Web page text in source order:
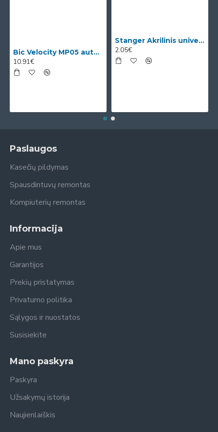
Bic Velocity MP05 automatinis pieštukas su 3 x 0.5mm HB grafitais (dėžutėje 12vnt. skirtingomis korp
10.91€
Stanger Akrilinis universalus lakas, žvilgančio aukso efektas, 82 ml, 1 vnt KI12780A
2.05€
Paslaugos
Kasečių pildymas
Spausdintuvų remontas
Kompiuterių remontas
Informacija
Apie mus
Garantijos
Prekių pristatymas
Privatumo politika
Sąlygos ir nuostatos
Susisiekite
Mano paskyra
Paskyra
Užsakymų istorija
Naujienlaiškis